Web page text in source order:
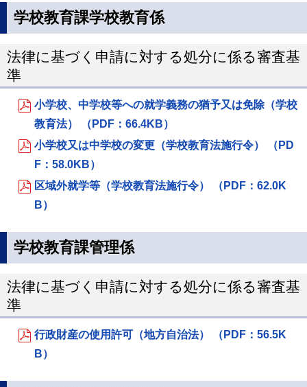
学校教育課学校教育係
法律に基づく申請に対する処分に係る審査基
準
小学校、中学校等への就学義務の猶予又は免除（学校
教育法） （PDF：66.4KB）
小学校又は中学校の変更（学校教育法施行令） （PD
F：58.0KB）
区域外就学等（学校教育法施行令） （PDF：62.0K
B）
学校教育課管理係
法律に基づく申請に対する処分に係る審査基
準
行政財産の使用許可（地方自治法） （PDF：56.5K
B）